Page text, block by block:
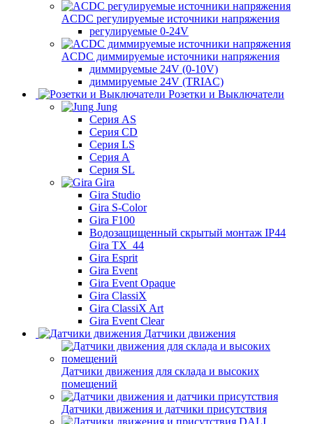
ACDC регулируемые источники напряжения
регулируемые 0-24V
ACDC диммируемые источники напряжения
диммируемые 24V (0-10V)
диммируемые 24V (TRIAC)
Розетки и Выключатели
Jung
Серия AS
Серия CD
Серия LS
Серия A
Серия SL
Gira
Gira Studio
Gira S-Color
Gira F100
Водозащищенный скрытый монтаж IP44
Gira TX_44
Gira Esprit
Gira Event
Gira Event Opaque
Gira ClassiX
Gira ClassiX Art
Gira Event Clear
Датчики движения
Датчики движения для склада и высоких
помещений
Датчики движения и датчики присутствия